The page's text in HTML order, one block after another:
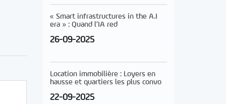
« Smart infrastructures in the A.I
era » : Quand l’IA red
26-09-2025
Location immobilière : Loyers en
hausse et quartiers les plus convo
22-09-2025